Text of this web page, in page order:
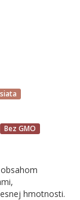
Bez GMO
hmotnosti.